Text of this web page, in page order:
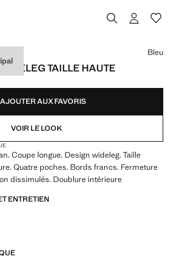
TAILLE HAUTE
]
Bleu
AJOUTER AUX FAVORIS
VOIR LE LOOK
Coupe longue. Design wideleg. Taille
Quatre poches. Bords francs. Fermeture
dissimulés. Doublure intérieure
ENTRETIEN